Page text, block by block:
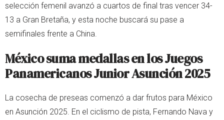
selección femenil avanzó a cuartos de final tras vencer 34-
13 a Gran Bretaña, y esta noche buscará su pase a
semifinales frente a China.
México suma medallas en losJuegos
Panamericanos Junior Asunción 2025
La cosecha de preseas comenzó a dar frutos para México
en Asunción 2025. En el ciclismo de pista, Fernando Nava y